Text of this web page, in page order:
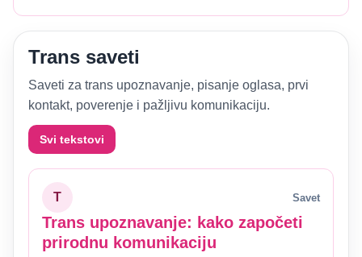
Trans saveti
Saveti za trans upoznavanje, pisanje oglasa, prvi
kontakt, poverenje i pažljivu komunikaciju.
Svi tekstovi
T Savet
Trans upoznavanje: kako započeti
prirodnu komunikaciju